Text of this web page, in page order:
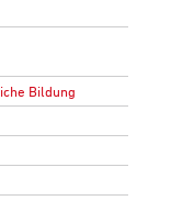
Bildung